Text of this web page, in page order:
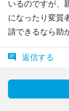
いるのですが、
になったり変質
請できるなら助
返信する